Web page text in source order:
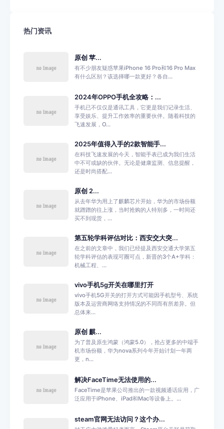
热门资讯
原创 苹...
有不少朋友疑惑苹果iPhone 16 Pro和16 Pro Max
有什么区别？该选择哪一款更好？各自...
2024年OPPO手机全攻略：...
手机已不仅仅是通讯工具，它更是我们记录生活、
享受娱乐、提升工作效率的重要伙伴。随着科技的
飞速发展，O...
2025年值得入手的2款智能手...
在科技飞速发展的今天，智能手表已成为我们生活
中不可或缺的伙伴。无论是健康监测、信息提醒，
还是时尚搭配...
原创 2...
从去年华为用上了麒麟芯片开始，华为的市场份额
就蹭蹭的往上涨，当时抢购的人特别多，一时间还
买不到现货，...
第五轮学科评估对比：西安交大突...
在之前的文章中，我们已经提及西安交通大学第五
轮学科评估的表现可圈可点，新晋的3个A+学科：
机械工程、...
vivo手机5g开关在哪里打开
vivo手机5G开关的打开方式可能因手机型号、系统
版本及运营商网络支持情况的不同而有所差异。但
总体来...
原创 麒...
为了普及原生鸿蒙（鸿蒙5.0），抢占更多的中端手
机市场份额，华为nova系列今年开始计划一年两
更，n...
解决FaceTime无法使用的...
FaceTime是苹果公司推出的一款视频通话应用，广
泛应用于iPhone、iPad和Mac等设备上。...
steam官网无法访问？这个办...